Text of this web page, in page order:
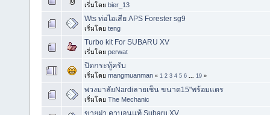
เริ่มโดย bier_13
Wts ท่อไอเสีย APS Forester sg9
เริ่มโดย teng
Turbo kit For SUBARU XV
เริ่มโดย perwat
ปิดกระทู้ครับ
เริ่มโดย mangmuanman « 1 2 3 4 5 6 19 »
พวงมาลัยNardiลายเซ็น ขนาด15"พร้อมแตร
เริ่มโดย The Mechanic
ขายฝา คาบอนแท้ Subaru XV